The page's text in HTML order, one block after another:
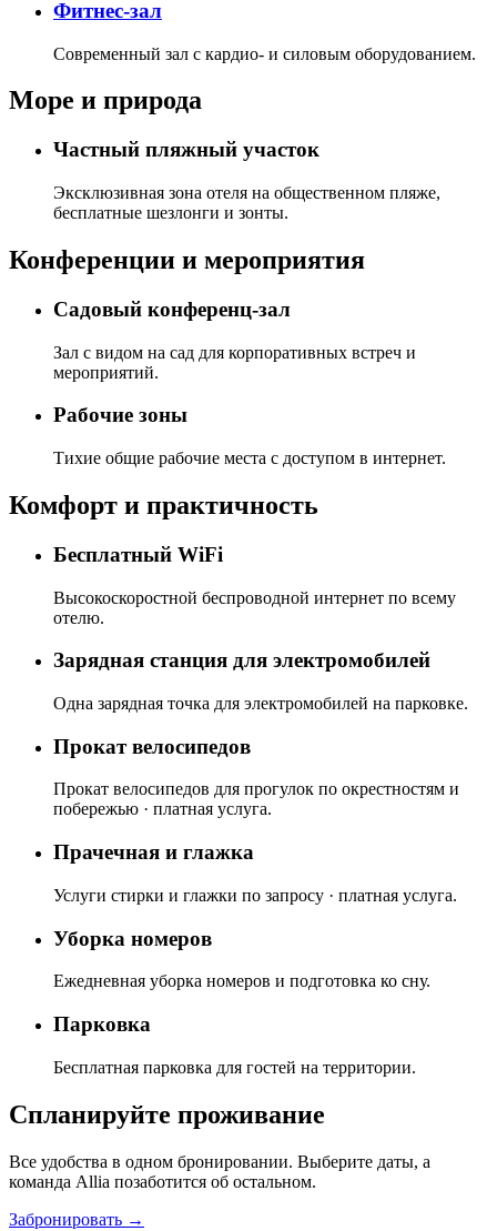
Фитнес-зал
Современный зал с кардио- и силовым оборудованием.
Море и природа
Частный пляжный участок
Эксклюзивная зона отеля на общественном пляже,
бесплатные шезлонги и зонты.
Конференции и мероприятия
Садовый конференц-зал
Зал с видом на сад для корпоративных встреч и
мероприятий.
Рабочие зоны
Тихие общие рабочие места с доступом в интернет.
Комфорт и практичность
Бесплатный WiFi
Высокоскоростной беспроводной интернет по всему
отелю.
Зарядная станция для электромобилей
Одна зарядная точка для электромобилей на парковке.
Прокат велосипедов
Прокат велосипедов для прогулок по окрестностям и
побережью · платная услуга.
Прачечная и глажка
Услуги стирки и глажки по запросу · платная услуга.
Уборка номеров
Ежедневная уборка номеров и подготовка ко сну.
Парковка
Бесплатная парковка для гостей на территории.
Спланируйте проживание
Все удобства в одном бронировании. Выберите даты, а
команда Allia позаботится об остальном.
Забронировать →